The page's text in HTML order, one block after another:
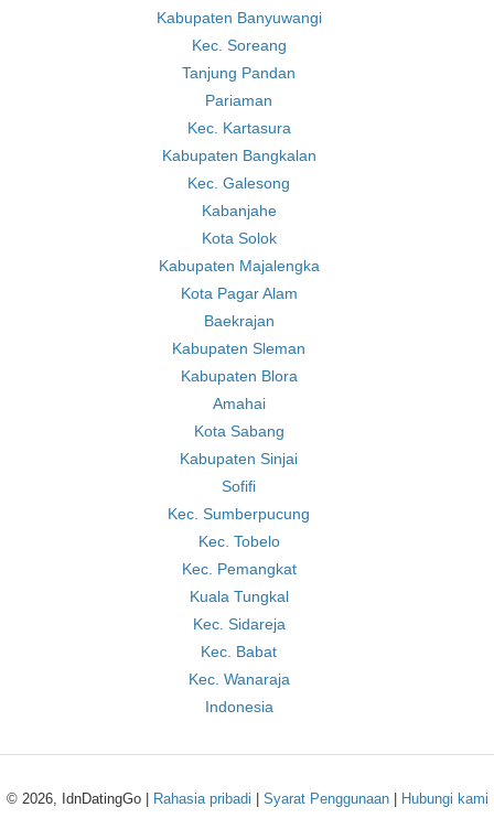
Kabupaten Banyuwangi
Kec. Soreang
Tanjung Pandan
Pariaman
Kec. Kartasura
Kabupaten Bangkalan
Kec. Galesong
Kabanjahe
Kota Solok
Kabupaten Majalengka
Kota Pagar Alam
Baekrajan
Kabupaten Sleman
Kabupaten Blora
Amahai
Kota Sabang
Kabupaten Sinjai
Sofifi
Kec. Sumberpucung
Kec. Tobelo
Kec. Pemangkat
Kuala Tungkal
Kec. Sidareja
Kec. Babat
Kec. Wanaraja
Indonesia
© 2026, IdnDatingGo | Rahasia pribadi Syarat Penggunaan| Hubungi kami